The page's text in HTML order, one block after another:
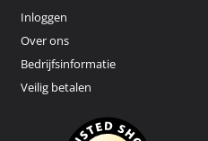
Inloggen
Over ons
Bedrijfsinformatie
Veilig betalen